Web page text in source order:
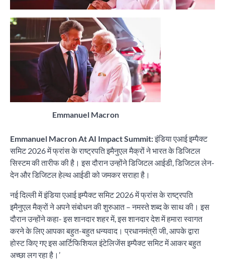
Emmanuel Macron
Emmanuel Macron At AI Impact Summit:इंडिया एआई इम्पैक्ट
समिट 2026 में फ्रांस के राष्ट्रपति इमैनुएल मैक्रों ने भारत के डिजिटल
सिस्टम की तारीफ की है। इस दौरान उन्होंने डिजिटल आईडी, डिजिटल लेन-
देन और डिजिटल हेल्थ आईडी को जमकर सराहा है।
नई दिल्ली में इंडिया एआई इम्पैक्ट समिट 2026 में फ्रांस के राष्ट्रपति
इमैनुएल मैक्रों ने अपने संबोधन की शुरुआत – नमस्ते शब्द के साथ की। इस
दौरान उन्होंने कहा- इस शानदार शहर में, इस शानदार देश में हमारा स्वागत
करने के लिए आपका बहुत-बहुत धन्यवाद। प्रधानमंत्री जी, आपके द्वारा
होस्ट किए गए इस आर्टिफिशियल इंटेलिजेंस इम्पैक्ट समिट में आकर बहुत
अच्छा लग रहा है।’